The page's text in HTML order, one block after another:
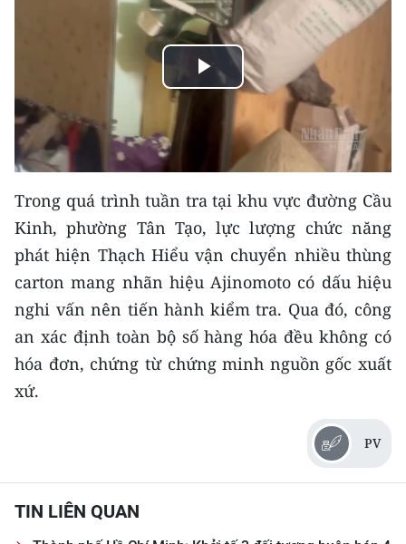
KHOA HỌC - CÔNG NGHỆ
BẠN ĐỌC
KIỂM CHỨNG THÔNG TIN
54 DÂN TỘC VIỆT NAM
CHƯƠNG TRÌNH OCOP - MỖI XÃ
MỘT SẢN PHẨM
RADIO
MEDIA CENTER
Video
Media Chính trị
Play
Video
Trong quá trình tuần tra tại khu vực đường Cầu
Kinh, phường Tân Tạo, lực lượng chức năng
phát hiện Thạch Hiểu vận chuyển nhiều thùng
carton mang nhãn hiệu Ajinomoto có dấu hiệu
nghi vấn nên tiến hành kiểm tra. Qua đó, công
an xác định toàn bộ số hàng hóa đều không có
hóa đơn, chứng từ chứng minh nguồn gốc xuất
xứ.
PV
TIN LIÊN QUAN